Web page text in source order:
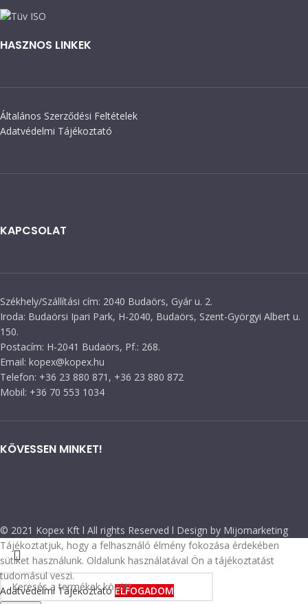
HASZNOS LINKEK
Általános Szerződési Feltételek
Adatvédelmi Tájékoztató
KAPCSOLAT
Székhely/Szállítási cím: 2040 Budaörs, Gyár u. 2.
Iroda: Budaörsi Ipari Park, H-2040, Budaörs, Szent-Györgyi Albert u.
150.
Postacím: H-2041 Budaörs, Pf.: 268.
Email: kopex@kopex.hu
Telefon: +36 23 880 871, +36 23 880 872
Mobil: +36 70 553 1034
KÖVESSEN MINKET!
© 2021 Kopex Kft l All rights Reserved l Design by Mijomarketing
Tájékoztatjuk, hogy a felhasználó élmény fokozása érdekében
sütiket használunk. Oldalunk használatával Ön a tájékoztatást
tudomásul veszi.
Adatvédelmi TájékoztatóELFOGADOM